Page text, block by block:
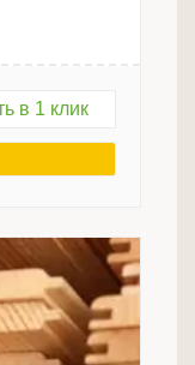
в 1 клик